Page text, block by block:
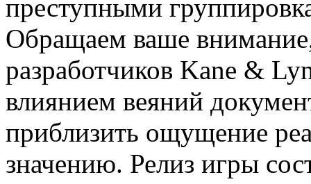
преступными
Обращаем ваше
разработчиков Kane &
влиянием веяний
приблизить ощущение
значению. Релиз игры